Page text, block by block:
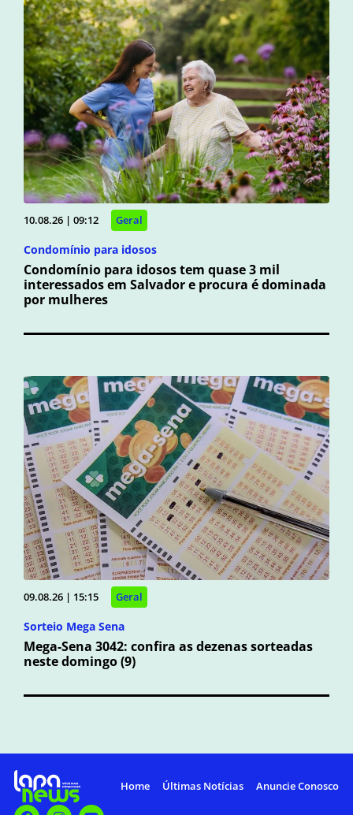
10.08.26 | 09:12 Geral
Condomínio para idosos
Condomínio para idosos tem quase 3 mil
interessados em Salvador e procura é dominada
por mulheres
09.08.26 | 15:15 Geral
Sorteio Mega Sena
Mega-Sena 3042: confira as dezenas sorteadas
neste domingo (9)
Home Últimas Notícias Anuncie Conosco